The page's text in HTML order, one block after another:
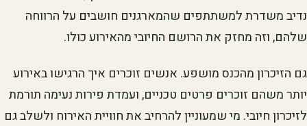
נדיב משדרת למשתתפים שהמארגנים חושבים על הרווחה
שלהם, וזה מחזק את הרושם החיובי מהאירוע כולו.
גם הזיכרון מהכנס מושפע. אנשים זוכרים איך הרגישו באירוע
יותר משהם זוכרים פרטים טכניים, ועמדת פירות נעימה תורמת
לזיכרון חיובי. מי שמעוניין להרחיב את חוויית האירוח ולשלב גם